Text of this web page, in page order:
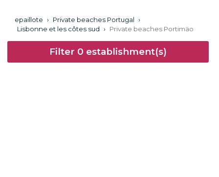
epaillote › Private beaches Portugal ›
Lisbonne et les côtes sud › Private beaches Portimäo
Filter 0 establishment(s)